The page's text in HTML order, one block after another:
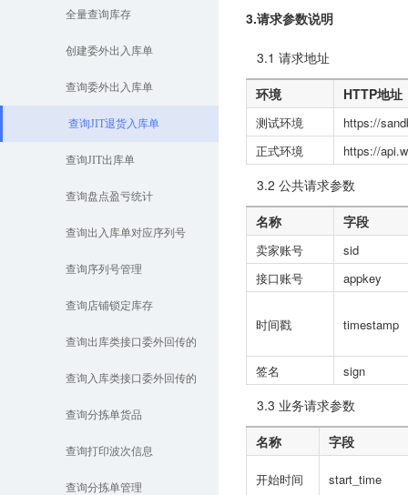
全量查询库存
创建委外出入库单
查询委外出入库单
查询JIT退货入库单
查询JIT出库单
查询盘点盈亏统计
查询出入库单对应序列号
查询序列号管理
查询店铺锁定库存
查询出库类接口委外回传的
效期和批次信息
查询入库类接口委外回传的
效期和批次信息
查询分拣单货品
查询打印波次信息
查询分拣单管理
3.请求参数说明
3.1 请求地址
环境
HTTP地址
测试环境
https://
正式环境
https://
3.2 公共请求参数
名称
字段
卖家账号
sid
接口账号
appkey
时间戳 timestamp
签名 sign
3.3 业务请求参数
名称
字段
开始时间 start_time